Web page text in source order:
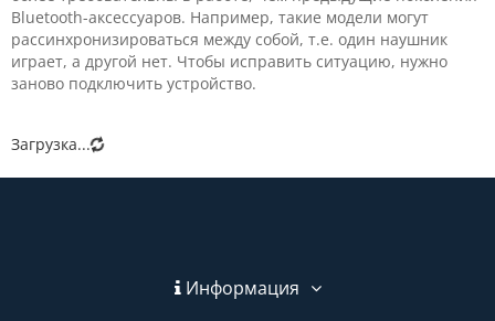
Bluetooth-аксессуаров. Например, такие модели могут
рассинхронизироваться между собой, т.е. один наушник
играет, а другой нет. Чтобы исправить ситуацию, нужно
заново подключить устройство.
Загрузка...
Информация